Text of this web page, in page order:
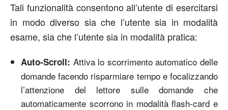
Tali funzionalità consentono all’utente di esercitarsi
in modo diverso sia che l’utente sia in modalità
esame, sia che l’utente sia in modalità pratica:
Auto-Scroll: Attiva lo scorrimento automatico delle
domande facendo risparmiare tempo e focalizzando
l’attenzione del lettore sulle domande che
automaticamente scorrono in modalità flash-card e